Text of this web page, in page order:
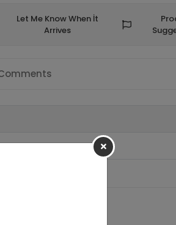
Let Me Know When İt
Arrives